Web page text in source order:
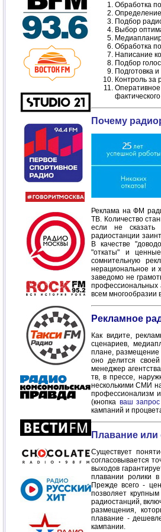
Обработка
Подбор
Выбор
Обработка
Написание
Подбор
Подготовка
Контроль
Почему
Реклама на ФМ
ТВ. Количество
если не сказать
радиостанции
В качестве
"откаты" и
сомнительную
нерациональное и
заведомо не
профессиональных
всем многообразии
Рекламное
Как видите,
сценариев,
плане, размещение
оно делится
менеджер
тв, в прессе,
несколькими СМИ
профессионализм
(кнопка ваш запрос
кампаний и
Плавание
Существует
согласовывается
выходов
плавании ролики
Прежде всего -
позволяет
радиостанций,
размещения,
плавание -
кампании.